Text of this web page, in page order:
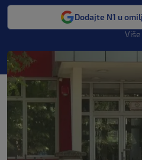
Dodajte N1 u
Više